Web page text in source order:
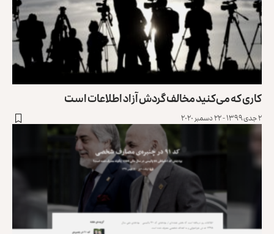
کاری که می‌کنید مخالف گردش آزاد اطلاعات است
۲ جدی ۱۳۹۹ - ۲۲ دسمبر ۲۰۲۰